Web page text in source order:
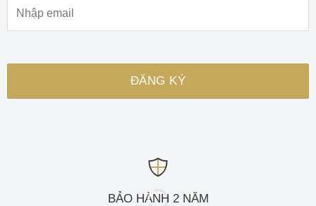
BẢO HÀNH 2 NĂM